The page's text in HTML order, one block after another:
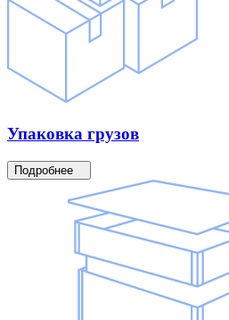
Упаковка грузов
Подробнее